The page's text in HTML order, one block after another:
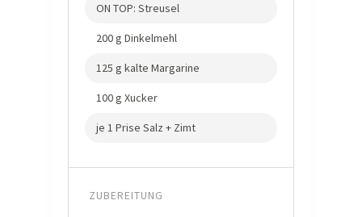
ON TOP: Streusel
200 g Dinkelmehl
125 g kalte Margarine
100 g Xucker
je 1 Prise Salz + Zimt
ZUBEREITUNG